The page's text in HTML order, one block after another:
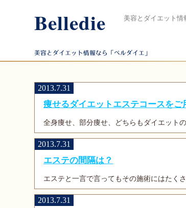
Belledie 美容とダイエット
美容とダイエット情報なら「ベルダイエ」
2013.7.31
痩せるダイエットエステコースをご
全身痩せ、部分痩せ、どちらもダイエットの
2013.7.31
エステの間隔は？
エステと一言で言ってもその施術にはたくさ
2013.7.31